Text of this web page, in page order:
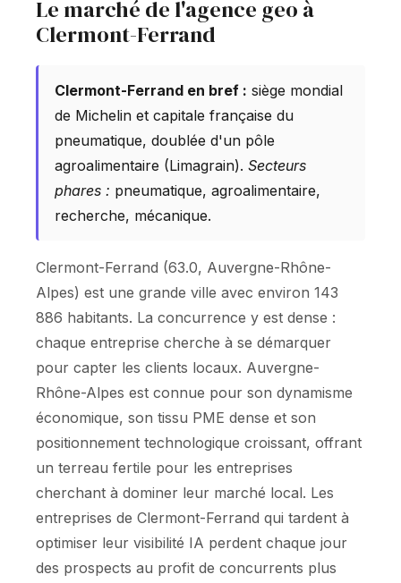
Le marché de l'agence geo à
Clermont-Ferrand
Clermont-Ferrand en bref : siège mondial
de Michelin et capitale française du
pneumatique, doublée d'un pôle
agroalimentaire (Limagrain). Secteurs
phares : pneumatique, agroalimentaire,
recherche, mécanique.
Clermont-Ferrand (63.0, Auvergne-Rhône-
Alpes) est une grande ville avec environ 143
886 habitants. La concurrence y est dense :
chaque entreprise cherche à se démarquer
pour capter les clients locaux. Auvergne-
Rhône-Alpes est connue pour son dynamisme
économique, son tissu PME dense et son
positionnement technologique croissant, offrant
un terreau fertile pour les entreprises
cherchant à dominer leur marché local. Les
entreprises de Clermont-Ferrand qui tardent à
optimiser leur visibilité IA perdent chaque jour
des prospects au profit de concurrents plus